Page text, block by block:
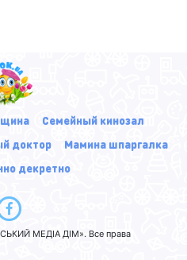
Семейный кинозал
доктор
Мамина шпаргалка
декретно
МЕДІА ДІМ». Все права